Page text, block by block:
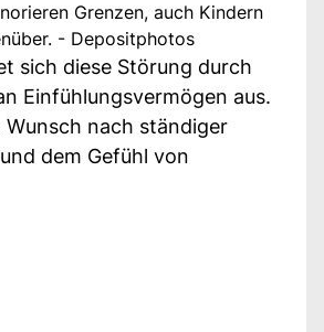
Grenzen, auch Kindern
- Depositphotos
sich diese Störung durch
Einfühlungsvermögen aus.
Wunsch nach ständiger
dem Gefühl von